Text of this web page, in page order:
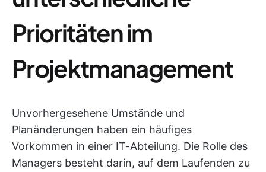
Prioritäten im
Projektmanagement
Unvorhergesehene Umstände und
Planänderungen haben ein häufiges
Vorkommen in einer IT-Abteilung. Die Rolle des
Managers besteht darin, auf dem Laufenden zu